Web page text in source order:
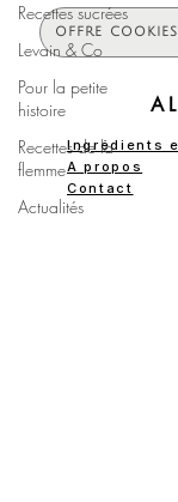
Recettes sucrées
Levain & Co
Pour la petite
histoire
Recettes de la
flemme
Actualités
OFFRE
Ingrédients
A propos
Contact